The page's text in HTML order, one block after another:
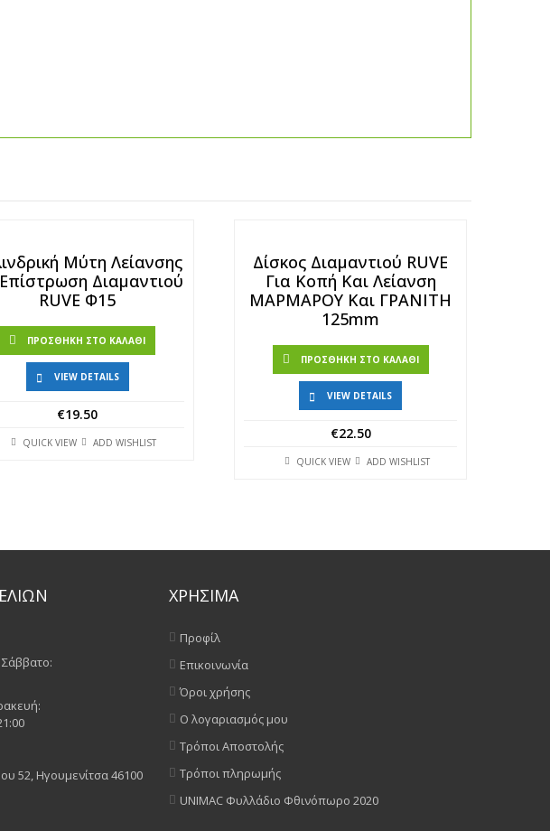
Μύτη Λείανσης
Διαμαντιού
RUVE Φ15
ΠΡΟΣΘΉΚΗ ΣΤΟ ΚΑΛΆΘΙ
VIEW DETAILS
€19.50
QUICK VIEW ADD WISHLIST
Δίσκος Διαμαντιού RUVE
Για Κοπή Και Λείανση
ΜΑΡΜΑΡΟΥ Και ΓΡΑΝΙΤΗ
125mm
ΠΡΟΣΘΉΚΗ ΣΤΟ ΚΑΛΆΘΙ
VIEW DETAILS
€22.50
QUICK VIEW ADD WISHLIST
52, Ηγουμενίτσα 46100
ΧΡΗΣΙΜΑ
Προφίλ
Επικοινωνία
Όροι χρήσης
Ο λογαριασμός μου
Τρόποι Αποστολής
Τρόποι πληρωμής
UNIMAC Φυλλάδιο Φθινόπωρο 2020